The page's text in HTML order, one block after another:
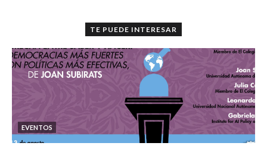
TE PUEDE INTERESAR
EVENTOS